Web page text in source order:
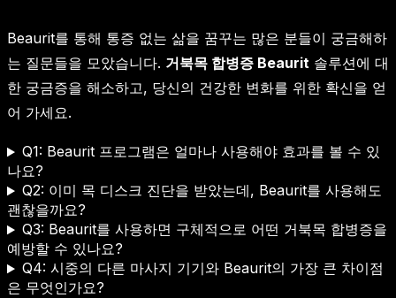
Beaurit를 통해 통증 없는 삶을 꿈꾸는 많은 분들이 궁금해하
는 질문들을 모았습니다. 거북목 합병증 Beaurit 솔루션에 대
한 궁금증을 해소하고, 당신의 건강한 변화를 위한 확신을 얻
어 가세요.
Q1: Beaurit 프로그램은 얼마나 사용해야 효과를 볼 수 있
나요?
Q2: 이미 목 디스크 진단을 받았는데, Beaurit를 사용해도
괜찮을까요?
Q3: Beaurit를 사용하면 구체적으로 어떤 거북목 합병증을
예방할 수 있나요?
Q4: 시중의 다른 마사지 기기와 Beaurit의 가장 큰 차이점
은 무엇인가요?